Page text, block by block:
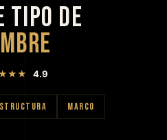
TIPO DE
4.9
MARCO